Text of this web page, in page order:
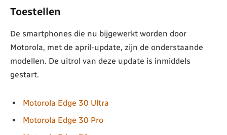
Toestellen
De smartphones die nu bijgewerkt worden door
Motorola, met de april-update, zijn de onderstaande
modellen. De uitrol van deze update is inmiddels
gestart.
Motorola Edge 30 Ultra
Motorola Edge 30 Pro